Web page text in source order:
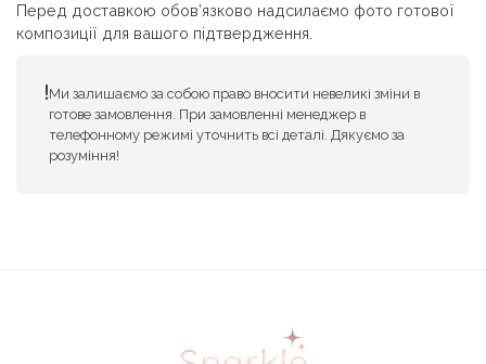
Перед доставкою обов’язково надсилаємо фото готової
композиції для вашого підтвердження.
Ми залишаємо за собою право вносити невеликі зміни в
готове замовлення. При замовленні менеджер в
телефонному режимі уточнить всі деталі. Дякуємо за
розуміння!